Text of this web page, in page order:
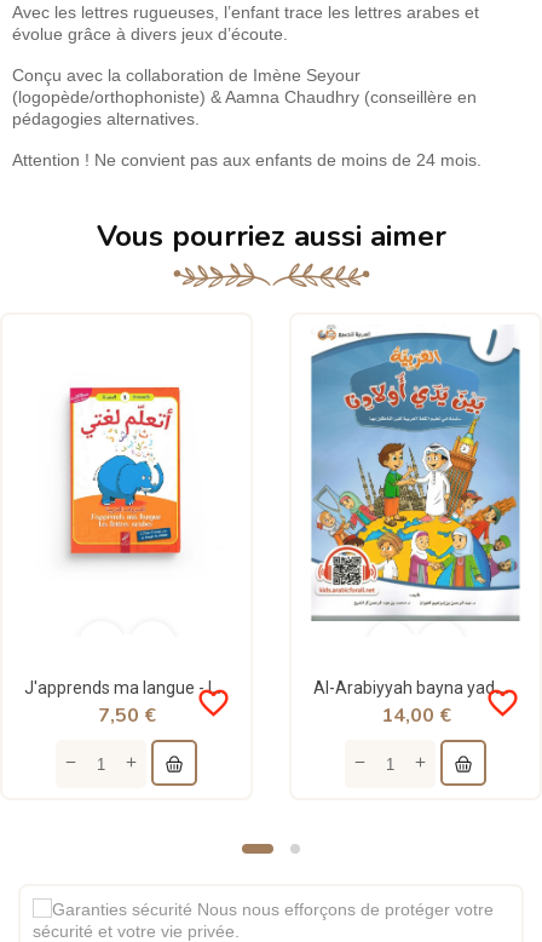
Avec les lettres rugueuses, l’enfant trace les lettres arabes et
évolue grâce à divers jeux d’écoute.
Conçu avec la collaboration de Imène Seyour
(logopède/orthophoniste) & Aamna Chaudhry (conseillère en
pédagogies alternatives.
Attention ! Ne convient pas aux enfants de moins de 24 mois.
Vous pourriez aussi aimer
J'apprends ma langue - les lettres arabes / الحروف العربية - al hadith
favorite_border
7,50 €
Al-Arabiyyah bayna yaday awladina (L'arabe entre les mains de nos enfants) - Volume 1
favorite_border
14,00 €